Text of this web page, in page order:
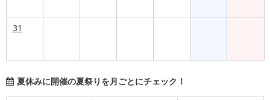
31
夏休みに開催の夏祭りを月ごとにチェック！